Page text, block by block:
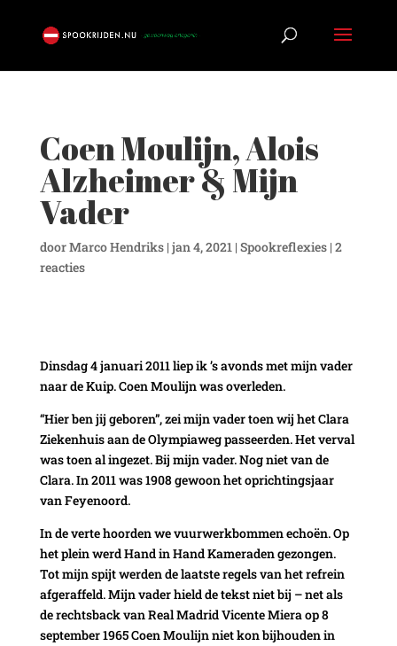
Coen Moulijn, Alois
Alzheimer & Mijn
Vader
doorMarco Hendriks| jan 4, 2021| Spookreflexies| 2
reacties
Dinsdag 4 januari 2011 liep ik ’s avonds met mijn vader
naar de Kuip. Coen Moulijn was overleden.
“Hier ben jij geboren”, zei mijn vader toen wij het Clara
Ziekenhuis aan de Olympiaweg passeerden. Het verval
was toen al ingezet. Bij mijn vader. Nog niet van de
Clara. In 2011 was 1908 gewoon het oprichtingsjaar
van Feyenoord.
In de verte hoorden we vuurwerkbommen echoën. Op
het plein werd Hand in Hand Kameraden gezongen.
Tot mijn spijt werden de laatste regels van het refrein
afgeraffeld. Mijn vader hield de tekst niet bij – net als
de rechtsback van Real Madrid Vicente Miera op 8
september 1965 Coen Moulijn niet kon bijhouden in